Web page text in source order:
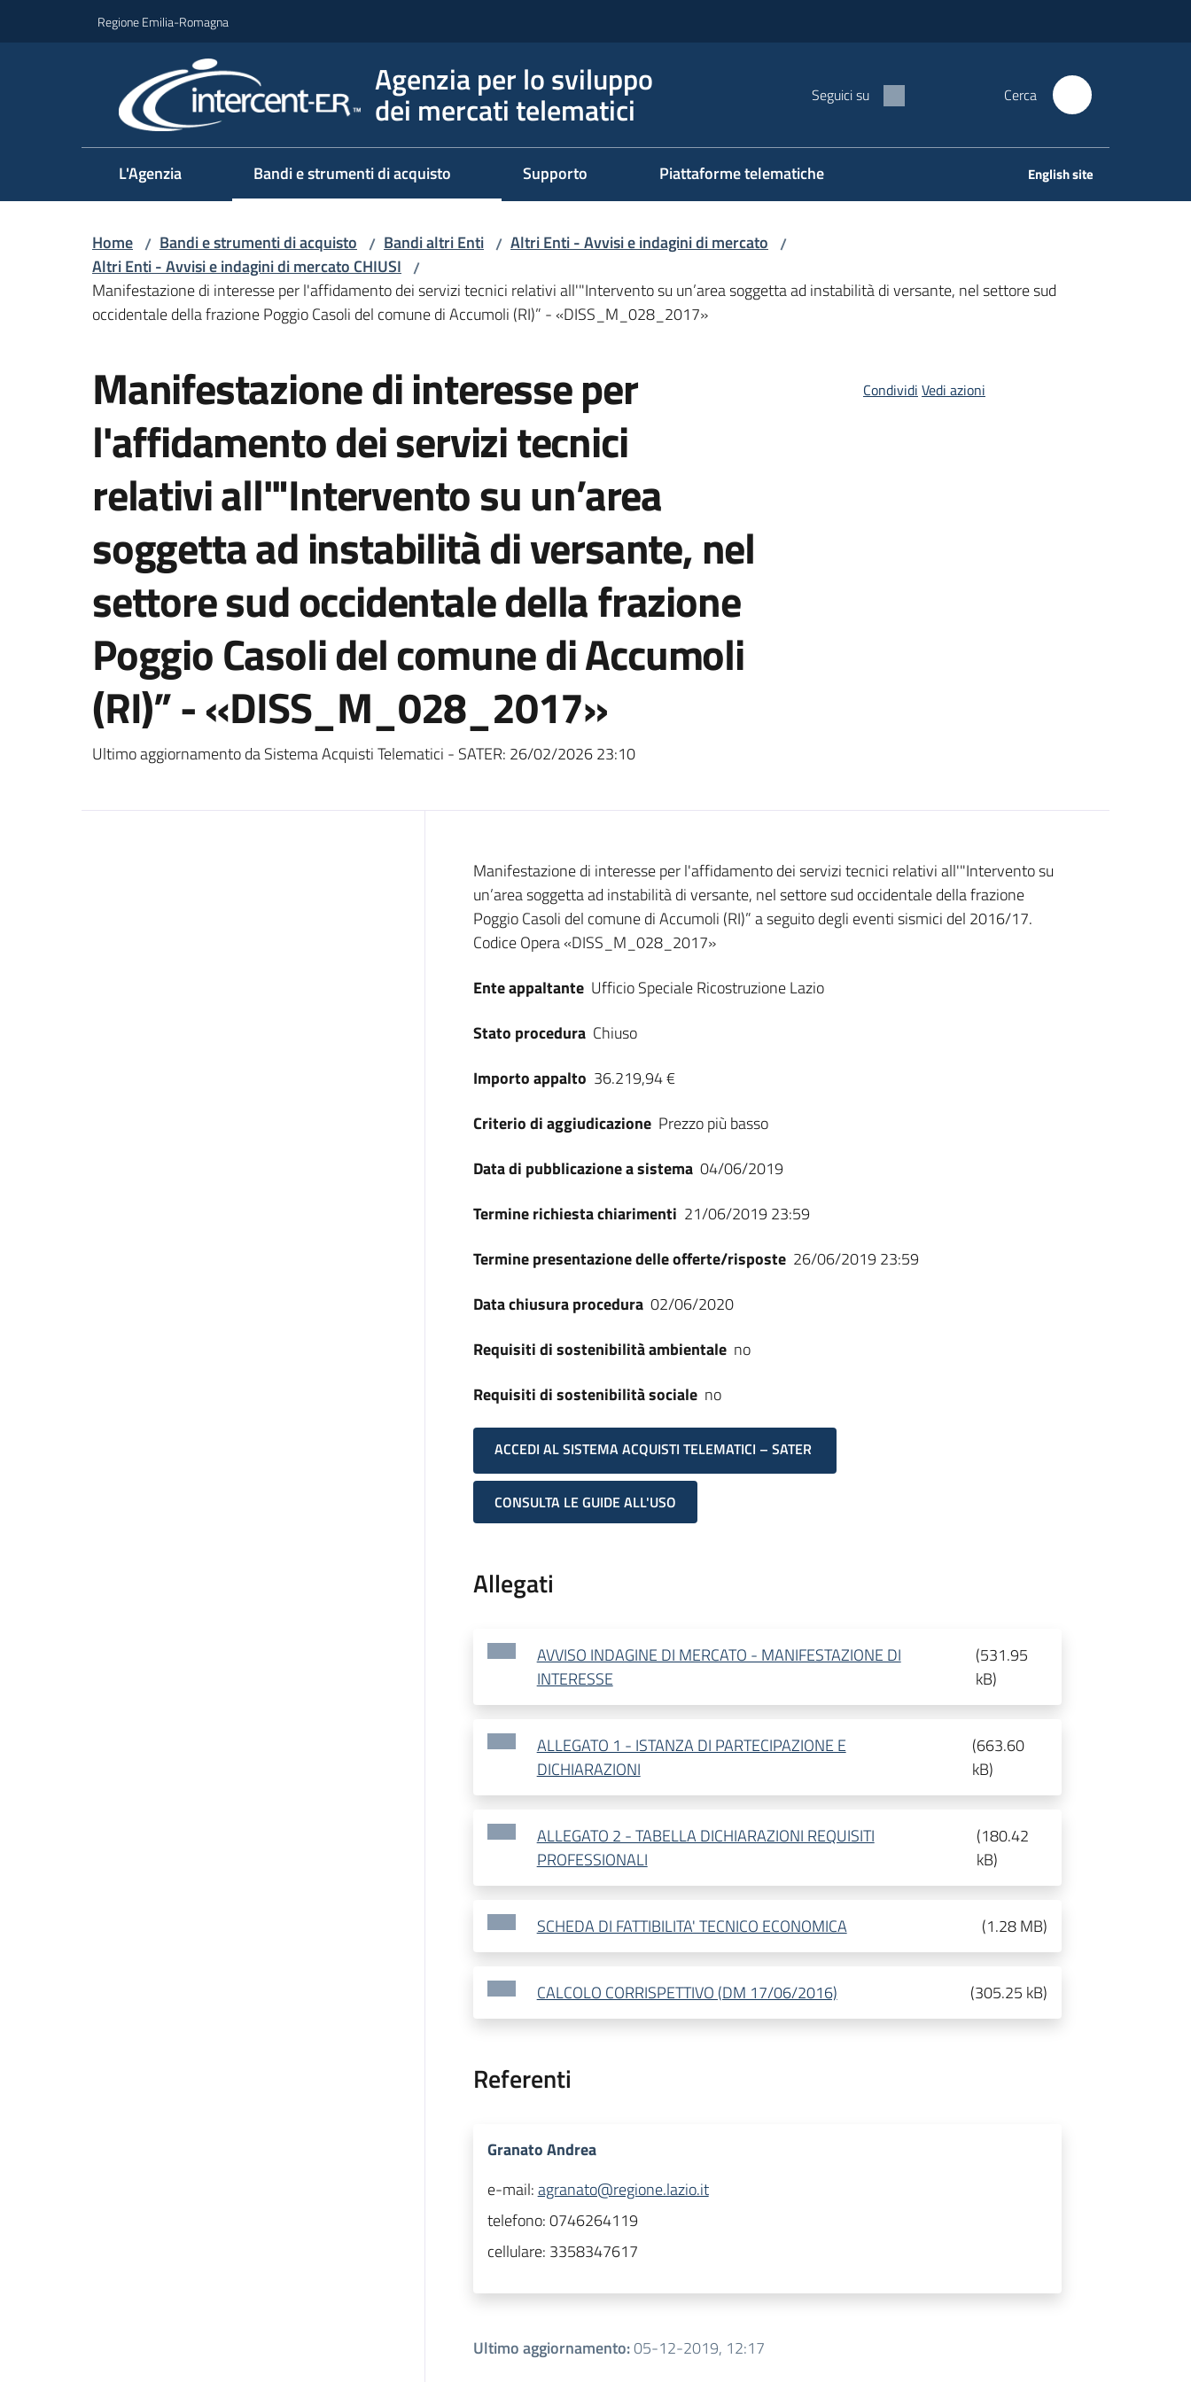
Regione Emilia-Romagna
Agenzia per lo sviluppo
dei mercati telematici Seguici su Cerca
L'Agenzia Bandi e strumenti di acquisto Supporto Piattaforme telematiche English site
Home / Bandi e strumenti di acquisto / Bandi altri Enti / Altri Enti - Avvisi e indagini di mercato /
Altri Enti - Avvisi e indagini di mercato CHIUSI /
Manifestazione di interesse per l'affidamento dei servizi tecnici relativi all'"Intervento su un’area soggetta ad instabilità di versante, nel settore sud
occidentale della frazione Poggio Casoli del comune di Accumoli (RI)” - «DISS_M_028_2017»
Manifestazione di interesse per
l'affidamento dei servizi tecnici
relativi all'"Intervento su un’area
soggetta ad instabilità di versante, nel
settore sud occidentale della frazione
Poggio Casoli del comune di Accumoli
(RI)” - «DISS_M_028_2017»
Ultimo aggiornamento da Sistema Acquisti Telematici - SATER: 26/02/2026 23:10
Condividi Vedi azioni
Dati del bando
Manifestazione di interesse per l'affidamento dei servizi tecnici relativi all'"Intervento su
un’area soggetta ad instabilità di versante, nel settore sud occidentale della frazione
Poggio Casoli del comune di Accumoli (RI)” a seguito degli eventi sismici del 2016/17.
Codice Opera «DISS_M_028_2017»
Ente appaltante Ufficio Speciale Ricostruzione Lazio
Stato procedura Chiuso
Importo appalto 36.219,94 €
Criterio di aggiudicazione Prezzo più basso
Data di pubblicazione a sistema 04/06/2019
Termine richiesta chiarimenti 21/06/2019 23:59
Termine presentazione delle offerte/risposte 26/06/2019 23:59
Data chiusura procedura 02/06/2020
Requisiti di sostenibilità ambientale no
Requisiti di sostenibilità sociale no
ACCEDI AL SISTEMA ACQUISTI TELEMATICI – SATER
CONSULTA LE GUIDE ALL'USO
Allegati
AVVISO INDAGINE DI MERCATO - MANIFESTAZIONE DI
INTERESSE
(531.95
kB)
ALLEGATO 1 - ISTANZA DI PARTECIPAZIONE E
DICHIARAZIONI
(663.60
kB)
ALLEGATO 2 - TABELLA DICHIARAZIONI REQUISITI
PROFESSIONALI
(180.42
kB)
SCHEDA DI FATTIBILITA' TECNICO ECONOMICA (1.28 MB)
CALCOLO CORRISPETTIVO (DM 17/06/2016) (305.25 kB)
Referenti
Granato Andrea
e-mail:agranato@regione.lazio.it
telefono:0746264119
cellulare: 3358347617
Ultimo aggiornamento:05-12-2019, 12:17